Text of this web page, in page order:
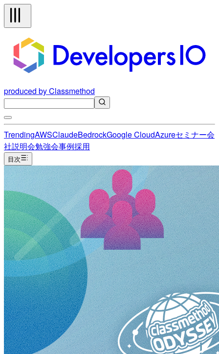
produced by Classmethod
TrendingAWSClaudeBedrockGoogle CloudAzureセミナー会
社説明会勉強会事例採用
目次